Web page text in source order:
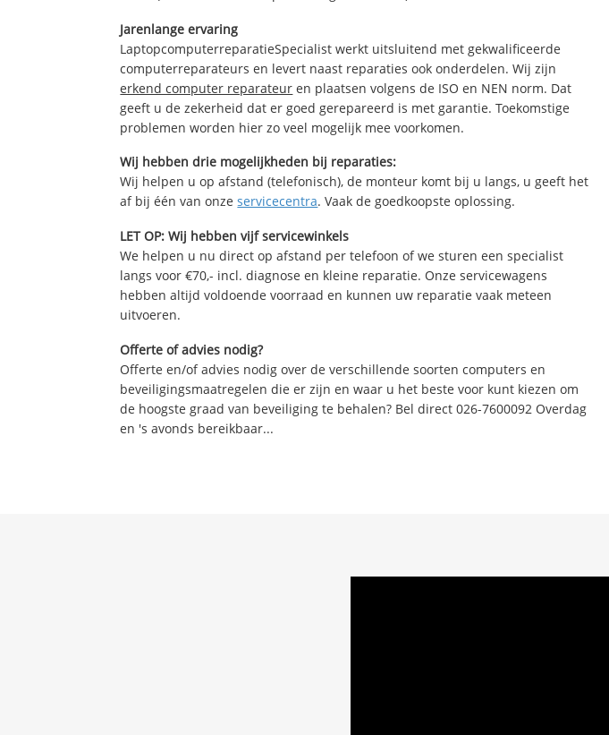
Jarenlange ervaring
LaptopcomputerreparatieSpecialist werkt uitsluitend met gekwalificeerde
computerreparateurs en levert naast reparaties ook onderdelen. Wij zijn
erkend computer reparateur en plaatsen volgens de ISO en NEN norm. Dat
geeft u de zekerheid dat er goed gerepareerd is met garantie. Toekomstige
problemen worden hier zo veel mogelijk mee voorkomen.
Wij hebben drie mogelijkheden bij reparaties:
Wij helpen u op afstand (telefonisch), de monteur komt bij u langs, u geeft het
af bij één van onzeservicecentra. Vaak de goedkoopste oplossing.
LET OP: Wij hebben vijf servicewinkels
We helpen u nu direct op afstand per telefoon of we sturen een specialist
langs voor €70,- incl. diagnose en kleine reparatie. Onze servicewagens
hebben altijd voldoende voorraad en kunnen uw reparatie vaak meteen
uitvoeren.
Offerte of advies nodig?
Offerte en/of advies nodig over de verschillende soorten computers en
beveiligingsmaatregelen die er zijn en waar u het beste voor kunt kiezen om
de hoogste graad van beveiliging te behalen? Bel direct 026-7600092 Overdag
en 's avonds bereikbaar...